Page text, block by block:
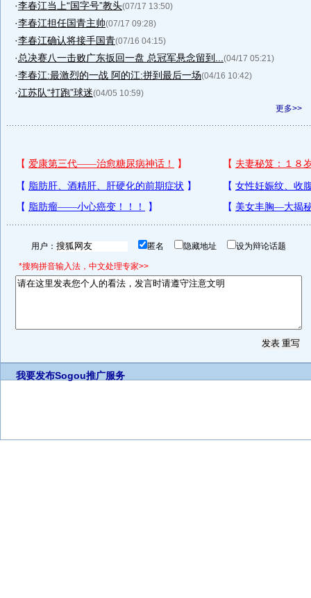
·李春江当上“国字号”教头(07/17 13:50)
·李春江担任国青主帅(07/17 09:28)
·李春江确认将接手国青(07/16 04:15)
·总决赛八一击败广东扳回一盘 总冠军悬念留到... (04/17 05:21)
·李春江:最激烈的一战 阿的江:拼到最后一场(04/16 10:42)
·江苏队“打跑”球迷(04/05 10:59)
更多>>
用户： 匿名 隐藏地址 设为辩论话题
*搜狗拼音输入法，中文处理专家>>
我要发布Sogou推广服务